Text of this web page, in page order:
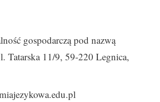
gospodarczą pod nazwą
11/9, 59-220 Legnica,